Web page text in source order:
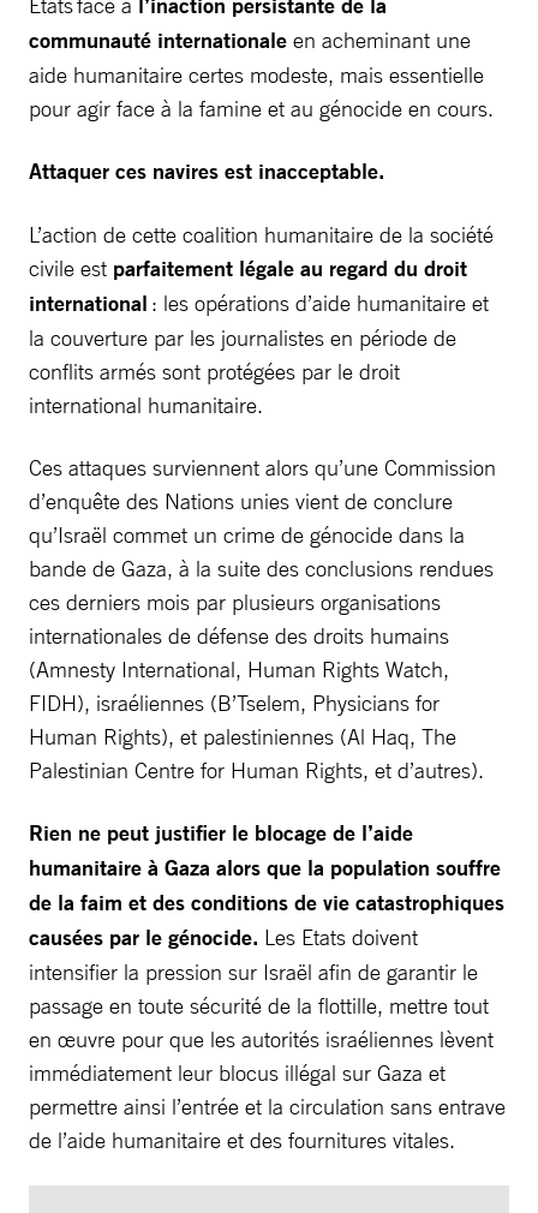
communauté internationale en acheminant une
aide humanitaire certes modeste, mais essentielle
pour agir face à la famine et au génocide en cours.
Attaquer ces navires est inacceptable.
L’action de cette coalition humanitaire de la société
civile est parfaitement légale au regard du droit
international : les opérations d’aide humanitaire et
la couverture par les journalistes en période de
conflits armés sont protégées par le droit
international humanitaire.
Ces attaques surviennent alors qu’une Commission
d’enquête des Nations unies vient de conclure
qu’Israël commet un crime de génocide dans la
bande de Gaza, à la suite des conclusions rendues
ces derniers mois par plusieurs organisations
internationales de défense des droits humains
(Amnesty International, Human Rights Watch,
FIDH), israéliennes (B’Tselem, Physicians for
Human Rights), et palestiniennes (Al Haq, The
Palestinian Centre for Human Rights, et d’autres).
Rien ne peut justifier le blocage de l’aide
humanitaire à Gaza alors que la population souffre
de la faim et des conditions de vie catastrophiques
causées par le génocide. Les Etats doivent
intensifier la pression sur Israël afin de garantir le
passage en toute sécurité de la flottille, mettre tout
en œuvre pour que les autorités israéliennes lèvent
immédiatement leur blocus illégal sur Gaza et
permettre ainsi l’entrée et la circulation sans entrave
de l’aide humanitaire et des fournitures vitales.